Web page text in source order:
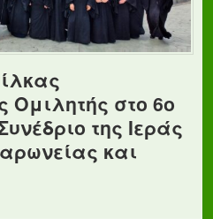
Ομιλητής στο 6ο
της Ιεράς
και